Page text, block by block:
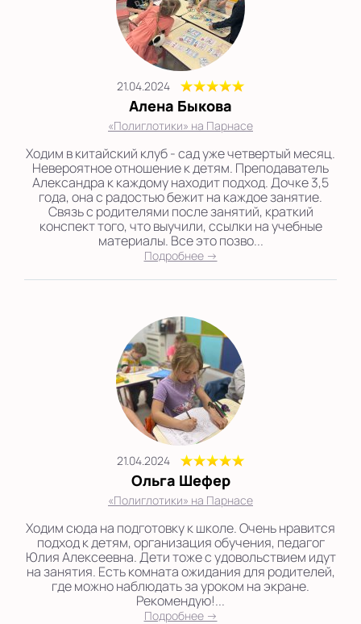
21.04.2024
Алена Быкова
«Полиглотики» на Парнасе
Ходим в китайский клуб - сад уже четвертый месяц.
Невероятное отношение к детям. Преподаватель
Александра к каждому находит подход. Дочке 3,5
года, она с радостью бежит на каждое занятие.
Связь с родителями после занятий, краткий
конспект того, что выучили, ссылки на учебные
материалы. Все это позво...
Подробнее →
21.04.2024
Ольга Шефер
«Полиглотики» на Парнасе
Ходим сюда на подготовку к школе. Очень нравится
подход к детям, организация обучения, педагог
Юлия Алексеевна. Дети тоже с удовольствием идут
на занятия. Есть комната ожидания для родителей,
где можно наблюдать за уроком на экране.
Рекомендую!...
Подробнее →